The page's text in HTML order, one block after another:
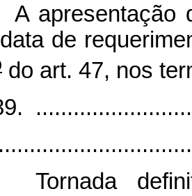
apresentação
de
do art. 47, nos
Tornada